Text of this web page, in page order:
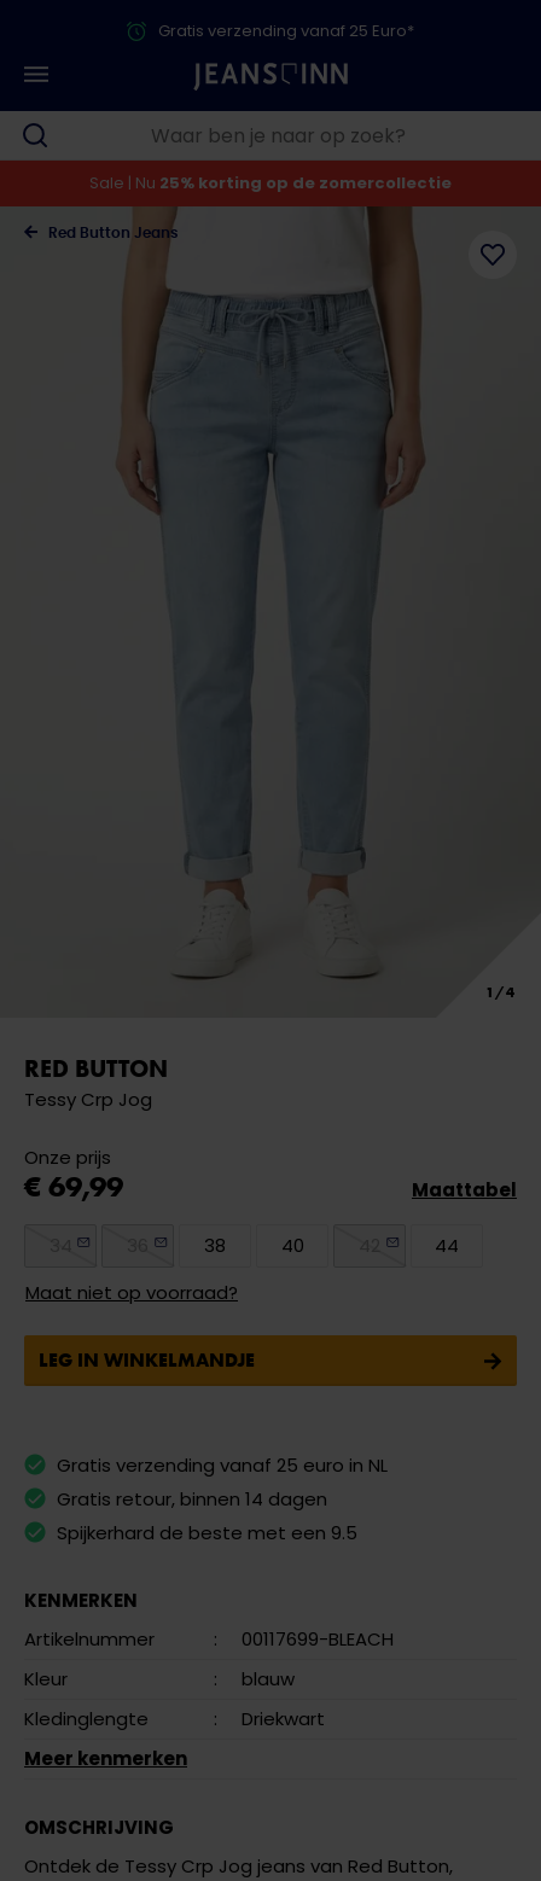
Gratis verzending vanaf 25 Euro*
Sale | Nu 25% korting op de zomercollectie
Red Button Jeans
RED BUTTON
Tessy Crp Jog
Onze prijs
€ 69,99
38 40
44
Maat niet op voorraad?
Maattabel
LEG IN WINKELMANDJE
Gratis verzending vanaf 25 euro in NL
Gratis retour, binnen 14 dagen
Spijkerhard de beste met een 9.5
KENMERKEN
Artikelnummer
:
00117699-BLEACH
Kleur
:
blauw
Kledinglengte
:
Driekwart
Meer kenmerken
OMSCHRIJVING
Ontdek de Tessy Crp Jog jeans van Red Button,